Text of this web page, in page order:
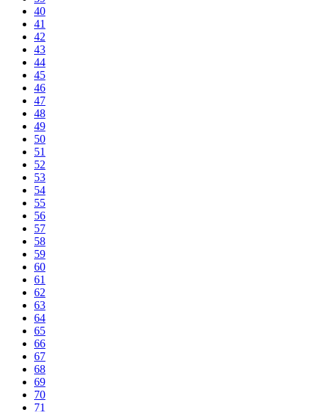
40
41
42
43
44
45
46
47
48
49
50
51
52
53
54
55
56
57
58
59
60
61
62
63
64
65
66
67
68
69
70
71